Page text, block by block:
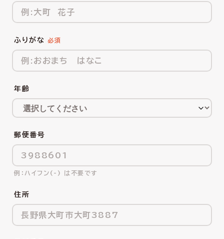
ふりがな
年齢
郵便番号
ハイフン(-) は不要です
住所